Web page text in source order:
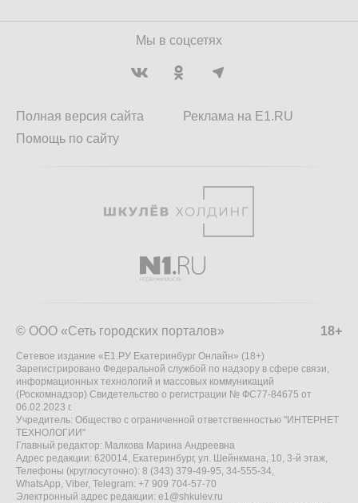
Мы в соцсетях
Полная версия сайта
Помощь по сайту
Реклама на E1.RU
18+
© ООО «Сеть городских порталов»
Сетевое издание «Е1.РУ Екатеринбург Онлайн» (18+)
Зарегистрировано Федеральной службой по надзору в сфере связи,
информационных технологий и массовых коммуникаций
(Роскомнадзор) Свидетельство о регистрации № ФС77-84675 от
06.02.2023 г.
Учредитель: Общество с ограниченной ответственностью "ИНТЕРНЕТ
ТЕХНОЛОГИИ"
Главный редактор: Малкова Марина Андреевна
Адрес редакции: 620014, Екатеринбург, ул. Шейнкмана, 10, 3-й этаж,
Телефоны (круглосуточно): 8 (343) 379-49-95, 34-555-34,
WhatsApp, Viber, Telegram: +7 909 704-57-70
Электронный адрес редакции: e1@shkulev.ru